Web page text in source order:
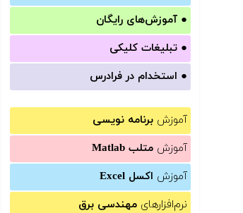
● آموزش‌های رایگان
● تبلیغات کلیکی
● استخدام در فرادرس
آموزش برنامه نویسی
آموزش متلب Matlab
آموزش اکسل Excel
نرم‌افزارهای مهندسی برق